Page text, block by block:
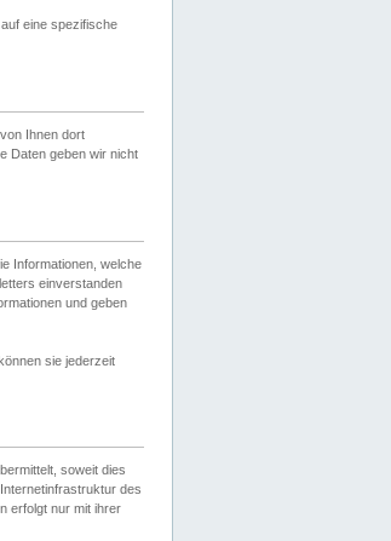
eine spezifische
Ihnen dort
Daten geben wir nicht
Informationen, welche
einverstanden
und geben
sie jederzeit
soweit dies
des
erfolgt nur mit ihrer